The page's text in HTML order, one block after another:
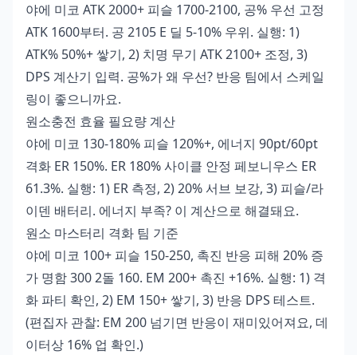
야에 미코 ATK 2000+ 피슬 1700-2100, 공% 우선 고정
ATK 1600부터. 공 2105 E 딜 5-10% 우위. 실행: 1)
ATK% 50%+ 쌓기, 2) 치명 무기 ATK 2100+ 조정, 3)
DPS 계산기 입력. 공%가 왜 우선? 반응 팀에서 스케일
링이 좋으니까요.
원소충전 효율 필요량 계산
야에 미코 130-180% 피슬 120%+, 에너지 90pt/60pt
격화 ER 150%. ER 180% 사이클 안정 페보니우스 ER
61.3%. 실행: 1) ER 측정, 2) 20% 서브 보강, 3) 피슬/라
이덴 배터리. 에너지 부족? 이 계산으로 해결돼요.
원소 마스터리 격화 팀 기준
야에 미코 100+ 피슬 150-250, 촉진 반응 피해 20% 증
가 명함 300 2돌 160. EM 200+ 촉진 +16%. 실행: 1) 격
화 파티 확인, 2) EM 150+ 쌓기, 3) 반응 DPS 테스트.
(편집자 관찰: EM 200 넘기면 반응이 재미있어져요, 데
이터상 16% 업 확인.)